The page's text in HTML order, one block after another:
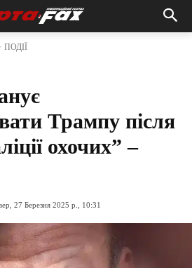
ПОДІЇ
Трампу після
охочих” –
27 Березня 2025 р., 10:31